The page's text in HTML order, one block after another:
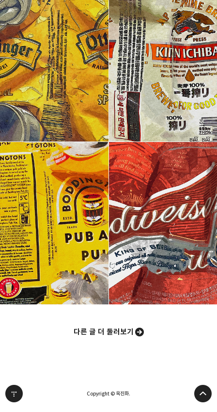
Artist Ock Jinhwa ｜옥진화 작가
Ock Jinhwa｜Ock Jin-hwa｜Artist｜Korea｜옥진화
｜Pop art｜Print｜Digital｜NFT
구독하기
카카오톡 라인 트위터
밴드 네이버 블로그 Pocket
다른 글 더 둘러보기
Copyright © 옥진화.